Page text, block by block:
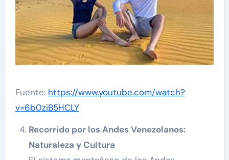
Fuente: https://www.youtube.com/watch?
v=6b0ziB5HCLY
Recorrido por los Andes Venezolanos:
Naturaleza y Cultura